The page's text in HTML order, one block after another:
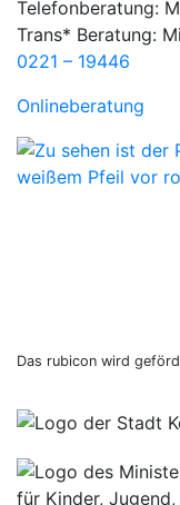
Telefonberatung:
Trans* Beratung:
0221 – 19446
Onlineberatung
Das rubicon wird